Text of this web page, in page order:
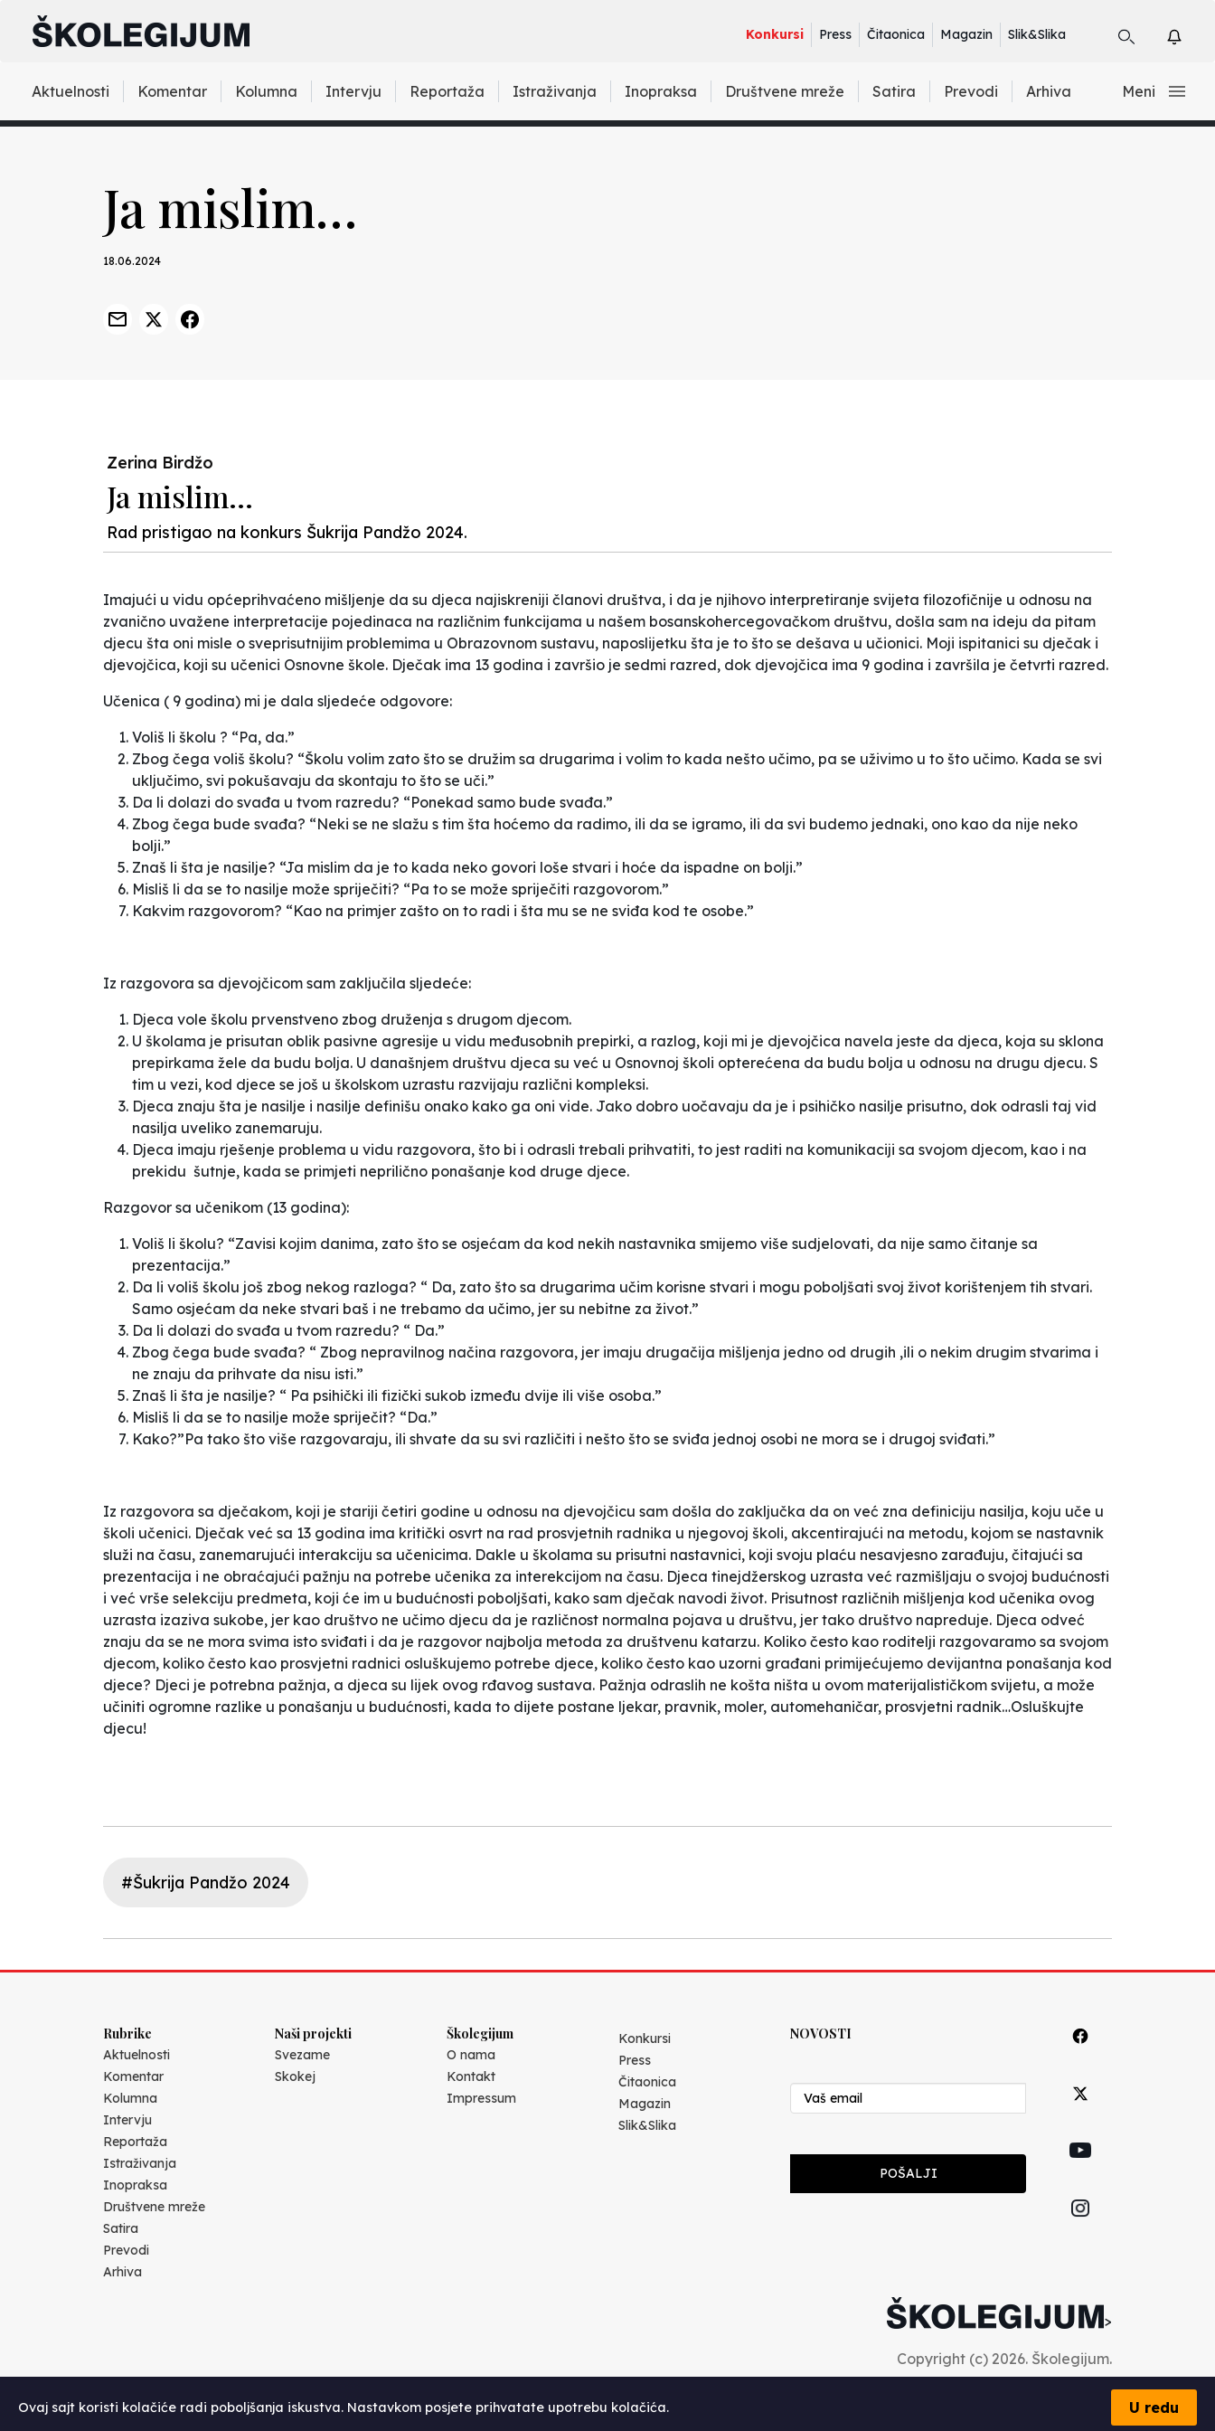
Konkursi Press Čitaonica Magazin Slik&Slika
Aktuelnosti Komentar Kolumna Intervju Reportaža Istraživanja Inopraksa Društvene mreže Satira Prevodi Arhiva Meni
Ja mislim…
18.06.2024
Zerina Birdžo
Ja mislim…
Rad pristigao na konkurs Šukrija Pandžo 2024.
Imajući u vidu općeprihvaćeno mišljenje da su djeca najiskreniji članovi društva, i da je njihovo interpretiranje svijeta filozofičnije u odnosu na
zvanično uvažene interpretacije pojedinaca na različnim funkcijama u našem bosanskohercegovačkom društvu, došla sam na ideju da pitam
djecu šta oni misle o sveprisutnijim problemima u Obrazovnom sustavu, naposlijetku šta je to što se dešava u učionici. Moji ispitanici su dječak i
djevojčica, koji su učenici Osnovne škole. Dječak ima 13 godina i završio je sedmi razred, dok djevojčica ima 9 godina i završila je četvrti razred.
Učenica ( 9 godina) mi je dala sljedeće odgovore:
Voliš li školu ? “Pa, da.”
Zbog čega voliš školu? “Školu volim zato što se družim sa drugarima i volim to kada nešto učimo, pa se uživimo u to što učimo. Kada se svi
uključimo, svi pokušavaju da skontaju to što se uči.”
Da li dolazi do svađa u tvom razredu? “Ponekad samo bude svađa.”
Zbog čega bude svađa? “Neki se ne slažu s tim šta hoćemo da radimo, ili da se igramo, ili da svi budemo jednaki, ono kao da nije neko
bolji.”
Znaš li šta je nasilje? “Ja mislim da je to kada neko govori loše stvari i hoće da ispadne on bolji.”
Misliš li da se to nasilje može spriječiti? “Pa to se može spriječiti razgovorom.”
Kakvim razgovorom? “Kao na primjer zašto on to radi i šta mu se ne sviđa kod te osobe.”
Iz razgovora sa djevojčicom sam zaključila sljedeće:
Djeca vole školu prvenstveno zbog druženja s drugom djecom.
U školama je prisutan oblik pasivne agresije u vidu međusobnih prepirki, a razlog, koji mi je djevojčica navela jeste da djeca, koja su sklona
prepirkama žele da budu bolja. U današnjem društvu djeca su već u Osnovnoj školi opterećena da budu bolja u odnosu na drugu djecu. S
tim u vezi, kod djece se još u školskom uzrastu razvijaju različni kompleksi.
Djeca znaju šta je nasilje i nasilje definišu onako kako ga oni vide. Jako dobro uočavaju da je i psihičko nasilje prisutno, dok odrasli taj vid
nasilja uveliko zanemaruju.
Djeca imaju rješenje problema u vidu razgovora, što bi i odrasli trebali prihvatiti, to jest raditi na komunikaciji sa svojom djecom, kao i na
prekidu šutnje, kada se primjeti neprilično ponašanje kod druge djece.
Razgovor sa učenikom (13 godina):
Voliš li školu? “Zavisi kojim danima, zato što se osjećam da kod nekih nastavnika smijemo više sudjelovati, da nije samo čitanje sa
prezentacija.”
Da li voliš školu još zbog nekog razloga? “ Da, zato što sa drugarima učim korisne stvari i mogu poboljšati svoj život korištenjem tih stvari.
Samo osjećam da neke stvari baš i ne trebamo da učimo, jer su nebitne za život.”
Da li dolazi do svađa u tvom razredu? “ Da.”
Zbog čega bude svađa? “ Zbog nepravilnog načina razgovora, jer imaju drugačija mišljenja jedno od drugih ,ili o nekim drugim stvarima i
ne znaju da prihvate da nisu isti.”
Znaš li šta je nasilje? “ Pa psihički ili fizički sukob između dvije ili više osoba.”
Misliš li da se to nasilje može spriječit? “Da.”
Kako?”Pa tako što više razgovaraju, ili shvate da su svi različiti i nešto što se sviđa jednoj osobi ne mora se i drugoj sviđati.”
Iz razgovora sa dječakom, koji je stariji četiri godine u odnosu na djevojčicu sam došla do zaključka da on već zna definiciju nasilja, koju uče u
školi učenici. Dječak već sa 13 godina ima kritički osvrt na rad prosvjetnih radnika u njegovoj školi, akcentirajući na metodu, kojom se nastavnik
služi na času, zanemarujući interakciju sa učenicima. Dakle u školama su prisutni nastavnici, koji svoju plaću nesavjesno zarađuju, čitajući sa
prezentacija i ne obraćajući pažnju na potrebe učenika za interekcijom na času. Djeca tinejdžerskog uzrasta već razmišljaju o svojoj budućnosti
i već vrše selekciju predmeta, koji će im u budućnosti poboljšati, kako sam dječak navodi život. Prisutnost različnih mišljenja kod učenika ovog
uzrasta izaziva sukobe, jer kao društvo ne učimo djecu da je različnost normalna pojava u društvu, jer tako društvo napreduje. Djeca odveć
znaju da se ne mora svima isto sviđati i da je razgovor najbolja metoda za društvenu katarzu. Koliko često kao roditelji razgovaramo sa svojom
djecom, koliko često kao prosvjetni radnici osluškujemo potrebe djece, koliko često kao uzorni građani primijećujemo devijantna ponašanja kod
djece? Djeci je potrebna pažnja, a djeca su lijek ovog rđavog sustava. Pažnja odraslih ne košta ništa u ovom materijalističkom svijetu, a može
učiniti ogromne razlike u ponašanju u budućnosti, kada to dijete postane ljekar, pravnik, moler, automehaničar, prosvjetni radnik…Osluškujte
djecu!
#Šukrija Pandžo 2024
Rubrike
Aktuelnosti
Komentar
Kolumna
Intervju
Reportaža
Istraživanja
Inopraksa
Društvene mreže
Satira
Prevodi
Arhiva
Naši projekti
Svezame
Skokej
Školegijum
O nama
Kontakt
Impressum
Konkursi
Press
Čitaonica
Magazin
Slik&Slika
NOVOSTI
POŠALJI
>
Copyright (c) 2026. Školegijum.
Ovaj sajt koristi kolačiće radi poboljšanja iskustva. Nastavkom posjete prihvatate upotrebu kolačića. U redu